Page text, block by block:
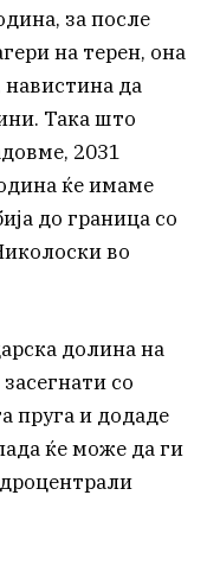
за после
на терен, она
да
Така што
2031
ќе имаме
до граница со
во
долина на
со
пруга и додаде
ќе може да ги